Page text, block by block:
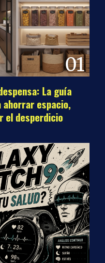
01
La guía
espacio,
el desperdicio